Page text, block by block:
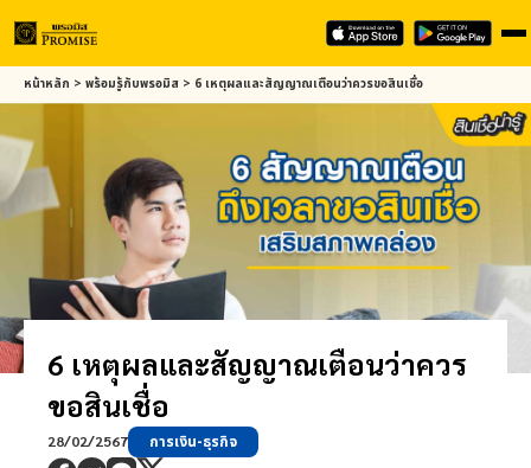
Skip
to
main
content
หน้าหลัก > พร้อมรู้กับพรอมิส > 6 เหตุผลและสัญญาณเตือนว่าควรขอสินเชื่อ
6 เหตุผลและสัญญาณเตือนว่าควร
ขอสินเชื่อ
28/02/2567 การเงิน-ธุรกิจ